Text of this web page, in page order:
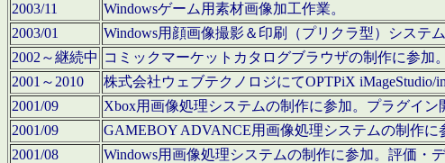
2003/11
Windowsゲーム用素材画像加工作業。
2003/01
Windows用顔画像撮影＆印刷（プリクラ型）システ
2002～継続中 コミックマーケットカタログブラウザの制作に参加。
2001～2010
株式会社ウェブテクノロジにてOPTPiX
2001/09
Xbox用画像処理システムの制作に参加。プラグイ
2001/09
GAMEBOY ADVANCE用画像処理システムの制作
2001/08
Windows用画像処理システムの制作に参加。評価・